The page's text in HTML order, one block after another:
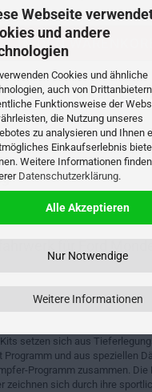
Webseite
und andere
Cookies und ähnliche
auch von
Funktionsweise der
die Nutzung unseres
zu analysieren und Ihnen
Einkaufserlebnis
Weitere Informationen
Datenschutzerklärung.
Alle Akzeptieren
Nur Notwendige
Weitere Informationen
AUF DEN
für Ford
setzen sich aus
Programm und aus speziellen
Programm zusammen. Die
zeichnen sich durch ihre